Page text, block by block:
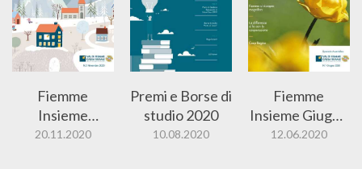
Fiemme
Insieme
Novembre
20.11.2020
Premi e Borse di
studio 2020
10.08.2020
Fiemme
Insieme Giugno
2020
12.06.2020